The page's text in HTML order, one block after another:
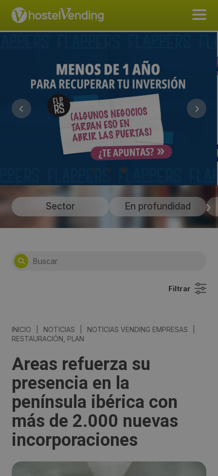
Sector En profundidad
Filtrar
INICIO NOTICIAS NOTICIAS VENDING EMPRESAS
RESTAURACIÓN, PLAN
Areas refuerza su
presencia en la
península ibérica con
más de 2.000 nuevas
incorporaciones